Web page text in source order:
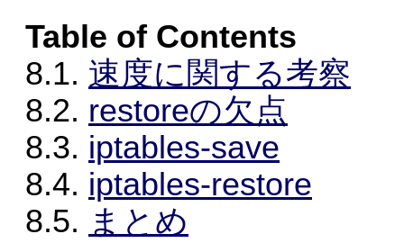
Table of Contents
8.1. 速度に関する考察
8.2. restoreの欠点
8.3. iptables-save
8.4. iptables-restore
8.5. まとめ